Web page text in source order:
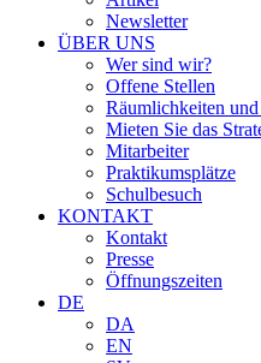
Newsletter
ÜBER UNS
Wer sind wir?
Offene Stellen
Räumlichkeiten
Mieten Sie das
Mitarbeiter
Praktikumsplätze
Schulbesuch
KONTAKT
Kontakt
Presse
Öffnungszeiten
DE
DA
EN